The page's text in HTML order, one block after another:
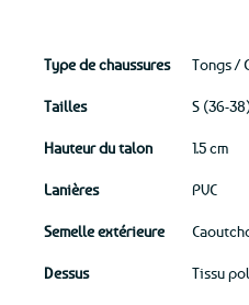
Type de chaussures Tongs /
Tailles S (36-
Hauteur du talon 1.5 cm
Lanières PVC
Semelle extérieure
Dessus Tissu